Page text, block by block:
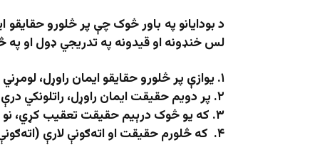
د بودایانو په باور څوک چې پر څلورو
لس خنډونه او قیدونه په تدریجي ډول او په
۱. یوازې پر څلورو حقایقو ایمان راوړل، لومړني درې قیدونه ماتوي.
۲. پر دویم حقیقت ایمان راوړل، راتلونکي درې قیدونه له منځه وړي.
۳. که یو څوک درېیم حقیقت تعقیب کړي، نو مخکیني درې قیدونه په بشپړه توګه له منځه ځي.
۴. که څلورم حقیقت او اته‌ګونې لارې (اته‌ګونې څانګې) تعقیب کړي، نو پاتې قیدونه هم نابودېږي.[3]